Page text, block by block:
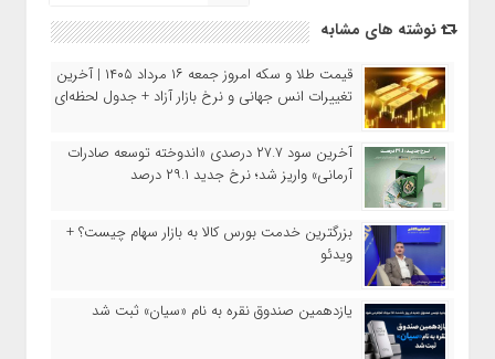
نوشته های مشابه
قیمت طلا و سکه امروز جمعه ۱۶ مرداد ۱۴۰۵ | آخرین
تغییرات انس جهانی و نرخ بازار آزاد + جدول لحظه‌ای
آخرین سود ۲۷.۷ درصدی «اندوخته توسعه صادرات
آرمانی» واریز شد؛ نرخ جدید ۲۹.۱ درصد
بزرگترین خدمت بورس کالا به بازار سهام چیست؟ +
ویدئو
یازدهمین صندوق نقره به نام «سیان» ثبت شد